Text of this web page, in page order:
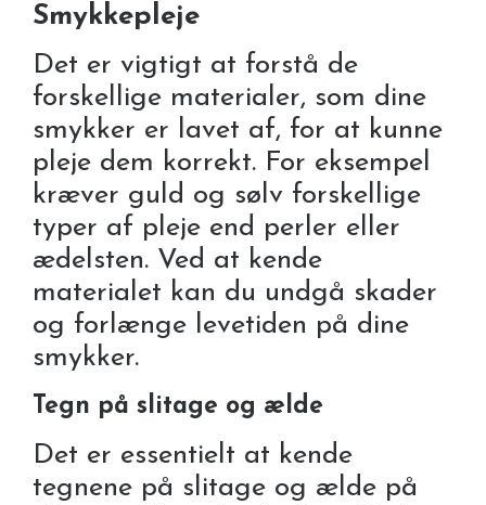
Smykkepleje
Det er vigtigt at forstå de
forskellige materialer, som dine
smykker er lavet af, for at kunne
pleje dem korrekt. For eksempel
kræver guld og sølv forskellige
typer af pleje end perler eller
ædelsten. Ved at kende
materialet kan du undgå skader
og forlænge levetiden på dine
smykker.
Tegn på slitage og ælde
Det er essentielt at kende
tegnene på slitage og ælde på